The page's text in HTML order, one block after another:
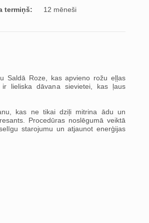
termiņš:
12 mēneši
Saldā Roze, kas apvieno rožu eļļas
lieliska dāvana sievietei, kas ļaus
kas ne tikai dziļi mitrina ādu un
Procedūras noslēgumā veiktā
starojumu un atjaunot enerģijas